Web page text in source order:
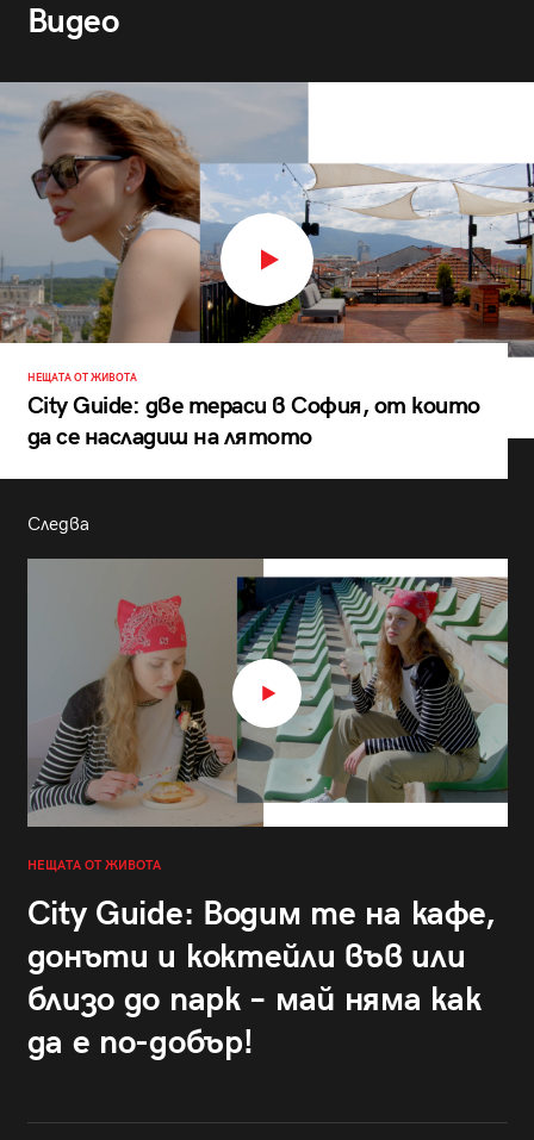
Видео
НЕЩАТА ОТ ЖИВОТА
City Guide: две тераси в София, от които
да се насладиш на лятото
Следва
НЕЩАТА ОТ ЖИВОТА
City Guide: Водим те на кафе,
донъти и коктейли във или
близо до парк – май няма как
да е по-добър!